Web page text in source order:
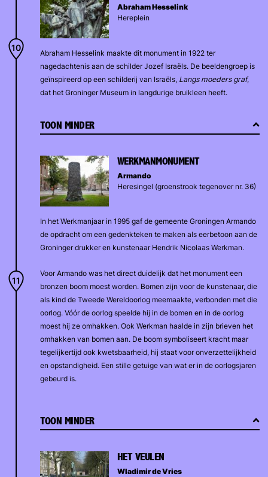
Abraham Hesselink
Hereplein
Abraham Hesselink maakte dit monument in 1922 ter
nagedachtenis aan de schilder Jozef Israëls. De beeldengroep is
geïnspireerd op een schilderij van Israëls, Langs moeders graf,
dat het Groninger Museum in langdurige bruikleen heeft.
TOON MINDER
WERKMANMONUMENT
Armando
Heresingel (groenstrook tegenover nr. 36)
In het Werkmanjaar in 1995 gaf de gemeente Groningen Armando
de opdracht om een gedenkteken te maken als eerbetoon aan de
Groninger drukker en kunstenaar Hendrik Nicolaas Werkman.
Voor Armando was het direct duidelijk dat het monument een
bronzen boom moest worden. Bomen zijn voor de kunstenaar, die
als kind de Tweede Wereldoorlog meemaakte, verbonden met die
oorlog. Vóór de oorlog speelde hij in de bomen en in de oorlog
moest hij ze omhakken. Ook Werkman haalde in zijn brieven het
omhakken van bomen aan. De boom symboliseert kracht maar
tegelijkertijd ook kwetsbaarheid, hij staat voor onverzettelijkheid
en opstandigheid. Een stille getuige van wat er in de oorlogsjaren
gebeurd is.
TOON MINDER
HET VEULEN
Wladimir de Vries